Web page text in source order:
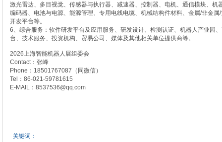
激光雷达、多目视觉、传感器与执行器、减速器、控制器、电机、通信模块、机
编码器、电池与电源、能源管理、专用电线电缆、机械结构件材料、金属/非金
开发平台等。
6、综合服务：软件研发平台及应用服务、研发设计、检测认证、机器人产业园
台、技术服务、投资机构、贸易公司、媒体及其他相关单位提供商等。
2026上海智能机器人展组委会
Contact：张峰
Phone：18501767087（同微信）
Tel：86-021-59781615
E-MAIL：8537536@qq.com
关键词：